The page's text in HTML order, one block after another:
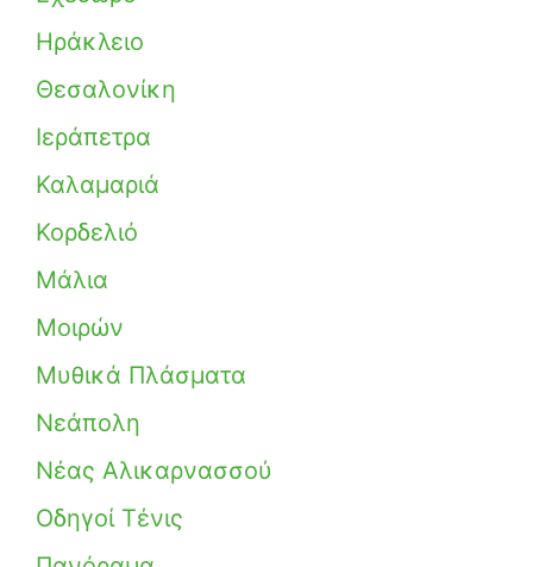
Ηράκλειο
Θεσαλονίκη
Ιεράπετρα
Καλαμαριά
Κορδελιό
Μάλια
Μοιρών
Μυθικά Πλάσματα
Νεάπολη
Νέας Αλικαρνασσού
Οδηγοί Τένις